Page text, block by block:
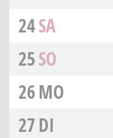
24SA
25SO
26MO
27DI